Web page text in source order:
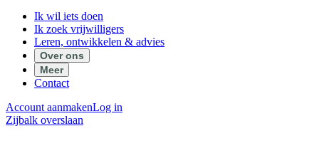
Ik wil iets doen
Ik zoek vrijwilligers
Leren, ontwikkelen & advies
Over ons
Meer
Contact
Account aanmakenLog in
Zijbalk overslaan